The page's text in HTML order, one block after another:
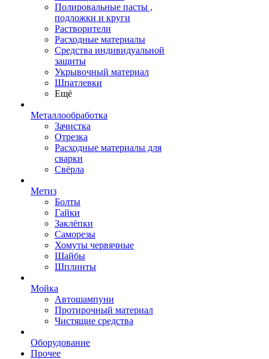
Полировальные пасты ,
подложки и круги
Растворители
Расходные материалы
Средства индивидуальной
защиты
Укрывочный материал
Шпатлевки
Ещё
Металлообработка
Зачистка
Отрезка
Расходные материалы для
сварки
Свёрла
Метиз
Болты
Гайки
Заклёпки
Саморезы
Хомуты червячные
Шайбы
Шплинты
Мойка
Автошампуни
Протирочный материал
Чистящие средства
Оборудование
Прочее